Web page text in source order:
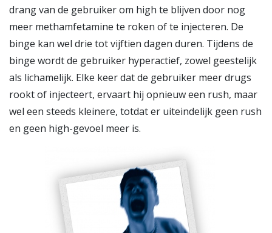
drang van de gebruiker om high te blijven door nog
meer methamfetamine te roken of te injecteren. De
binge kan wel drie tot vijftien dagen duren. Tijdens de
binge wordt de gebruiker hyperactief, zowel geestelijk
als lichamelijk. Elke keer dat de gebruiker meer drugs
rookt of injecteert, ervaart hij opnieuw een rush, maar
wel een steeds kleinere, totdat er uiteindelijk geen rush
en geen high-gevoel meer is.